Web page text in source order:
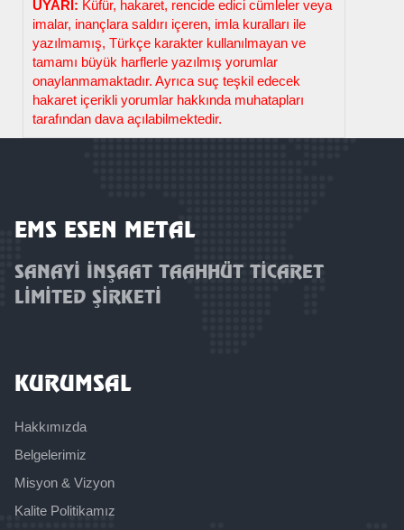
UYARI: Küfür, hakaret, rencide edici cümleler veya
imalar, inançlara saldırı içeren, imla kuralları ile
yazılmamış, Türkçe karakter kullanılmayan ve
tamamı büyük harflerle yazılmış yorumlar
onaylanmamaktadır. Ayrıca suç teşkil edecek
hakaret içerikli yorumlar hakkında muhatapları
tarafından dava açılabilmektedir.
EMS ESEN METAL
SANAYİ İNŞAAT TAAHHÜT TİCARET
LİMİTED ŞİRKETİ
KURUMSAL
Hakkımızda
Belgelerimiz
Misyon & Vizyon
Kalite Politikamız